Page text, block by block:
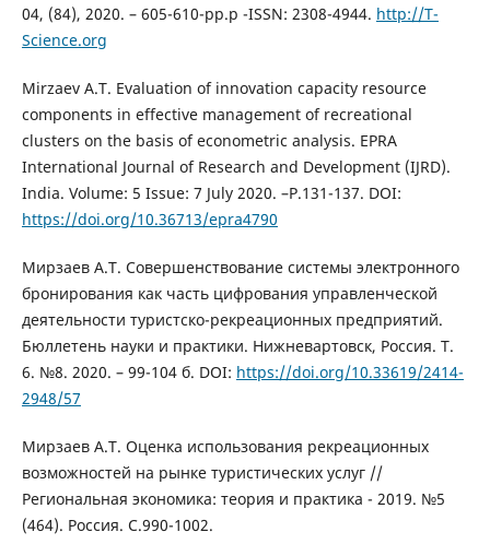
04, (84), 2020. – 605-610-pp.p -ISSN: 2308-4944. http://T-
Science.org
Mirzaev A.T. Evaluation of innovation capacity resource
components in effective management of recreational
clusters on the basis of econometric analysis. EPRA
International Journal of Research and Development (IJRD).
India. Volume: 5 Issue: 7 July 2020. –P.131-137. DOI:
https://doi.org/10.36713/epra4790
Мирзаев А.Т. Совершенствование системы электронного
бронирования как часть цифрования управленческой
деятельности туристско-рекреационных предприятий.
Бюллетень науки и практики. Нижневартовск, Россия. Т.
6. №8. 2020. – 99-104 б. DOI: https://doi.org/10.33619/2414-
2948/57
Мирзаев А.Т. Оценка использования рекреационных
возможностей на рынке туристических услуг //
Региональная экономика: теория и практика - 2019. №5
(464). Россия. С.990-1002.